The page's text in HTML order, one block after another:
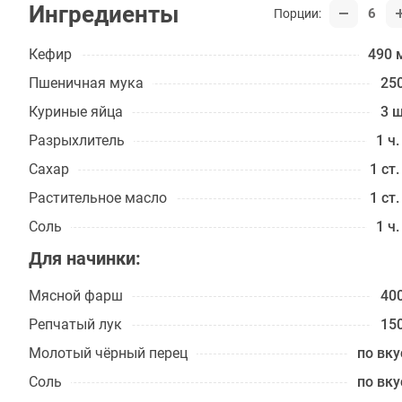
Ингредиенты Порции: 6
Кефир
490
Пшеничная мука
Куриные яйца
3
Разрыхлитель
1
Сахар
1
Растительное масло
1
Соль
1
Для начинки:
Мясной фарш
Репчатый лук
Молотый чёрный перец
по
Соль
по